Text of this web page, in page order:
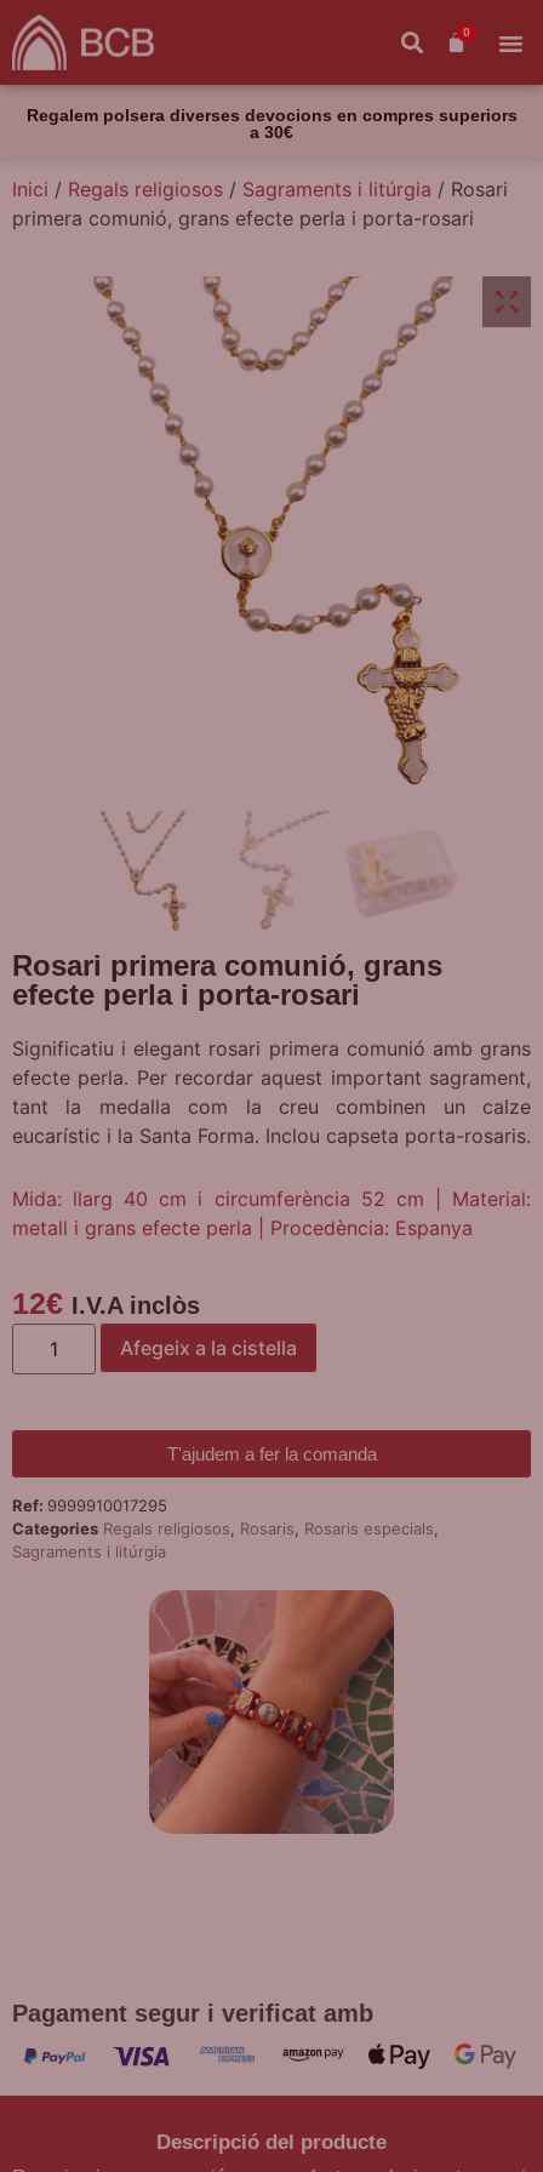
0
Regalem polsera diverses devocions en compres superiors
a 30€
Inici / Regals religiosos / Sagraments i litúrgia / Rosari
primera comunió, grans efecte perla i porta-rosari
Rosari primera comunió, grans
efecte perla i porta-rosari
Significatiu i elegant rosari primera comunió amb grans
efecte perla. Per recordar aquest important sagrament,
tant la medalla com la creu combinen un calze
eucarístic i la Santa Forma. Inclou capseta porta-rosaris.
Mida: llarg 40 cm i circumferència 52 cm | Material:
metall i grans efecte perla | Procedència: Espanya
12€ I.V.A inclòs
Afegeix a la cistella
T'ajudem a fer la comanda
Ref: 9999910017295
Categories Regals religiosos Rosaris Rosaris especials
Sagraments i litúrgia
Pagament segur i verificat amb
Descripció del producte